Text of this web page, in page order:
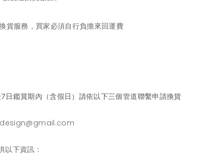
貨服務，買家必須自行負擔來回運費
日鑑賞期內（含假日）請依以下三個管道聯繫申請換貨
以下資訊：